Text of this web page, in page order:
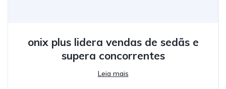
onix plus lidera vendas de sedãs e
supera concorrentes
Leia mais